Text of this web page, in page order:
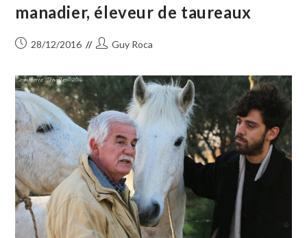
manadier, éleveur de taureaux
Publication
28/12/2016
Auteur/autrice
publication :
Guy Roca